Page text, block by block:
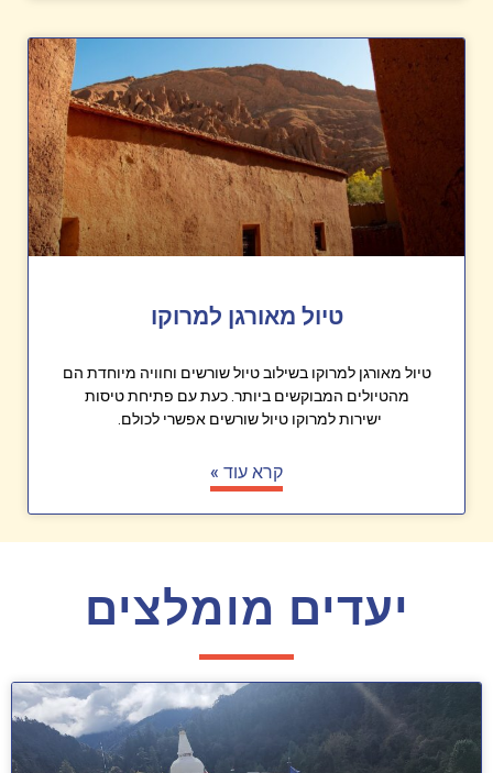
טיול מאורגן למרוקו
טיול מאורגן למרוקו בשילוב טיול שורשים וחוויה מיוחדת הם
מהטיולים המבוקשים ביותר. כעת עם פתיחת טיסות
ישירות למרוקו טיול שורשים אפשרי לכולם.
קרא עוד »
יעדים מומלצים